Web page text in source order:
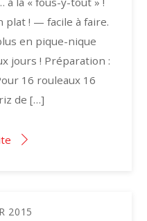
! — facile à faire.
en pique-nique
jours ! Préparation :
16 rouleaux 16
de […]
2015